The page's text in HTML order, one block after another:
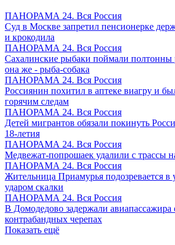
ПАНОРАМА 24. Вся Россия
Суд в Москве запретил пенсионерке
и крокодила
ПАНОРАМА 24. Вся Россия
Сахалинские рыбаки поймали полтонны
она же - рыба-собака
ПАНОРАМА 24. Вся Россия
Россиянин похитил в аптеке виагру и
горячим следам
ПАНОРАМА 24. Вся Россия
Детей мигрантов обязали покинуть
18-летия
ПАНОРАМА 24. Вся Россия
Медвежат-попрошаек удалили с трассы
ПАНОРАМА 24. Вся Россия
Жительница Приамурья подозревается
ударом скалки
ПАНОРАМА 24. Вся Россия
В Домодедово задержали авиапассажира
контрабандных черепах
Показать ещё